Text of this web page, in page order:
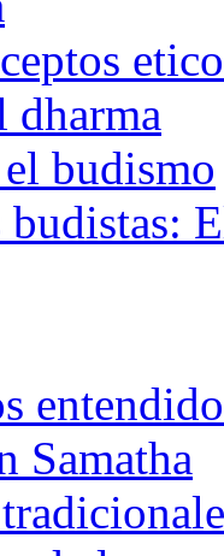
dharma
budismo
budistas:
Samatha